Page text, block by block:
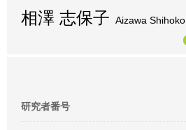
相澤 志保子 Aizawa Shihoko
研究者番号